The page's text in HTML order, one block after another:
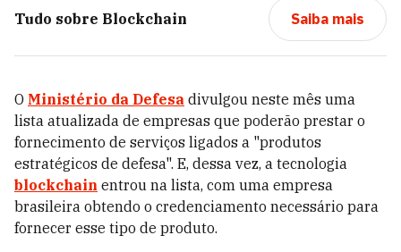
Tudo sobre Blockchain Saiba mais
O Ministério da Defesa divulgou neste mês uma
lista atualizada de empresas que poderão prestar o
fornecimento de serviços ligados a "produtos
estratégicos de defesa". E, dessa vez, a tecnologia
blockchain entrou na lista, com uma empresa
brasileira obtendo o credenciamento necessário para
fornecer esse tipo de produto.